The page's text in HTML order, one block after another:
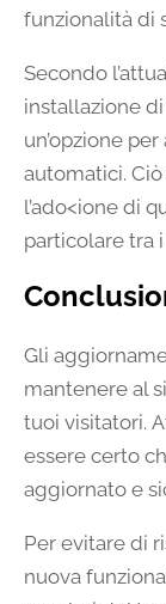
funzionalità di
Secondo
installazione
un’opzione
automatici.
l’ado<ione di
particolare tra
Gli
mantenere al
tuoi visitatori.
essere certo
aggiornato e
Per evitare di
nuova